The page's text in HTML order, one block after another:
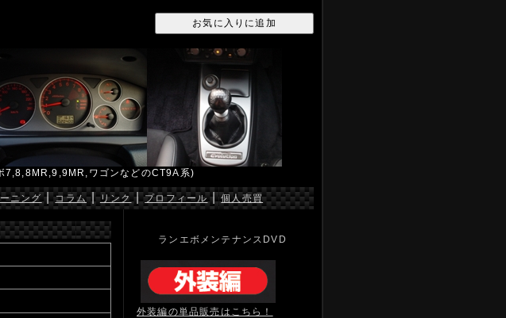
7,8,8MR,9,9MR,ワゴンなどのCT9A系)
ニング|コラム|リンク|プロフィール|個人売買
ランエボメンテナンスDVD
外装編の単品販売はこちら！